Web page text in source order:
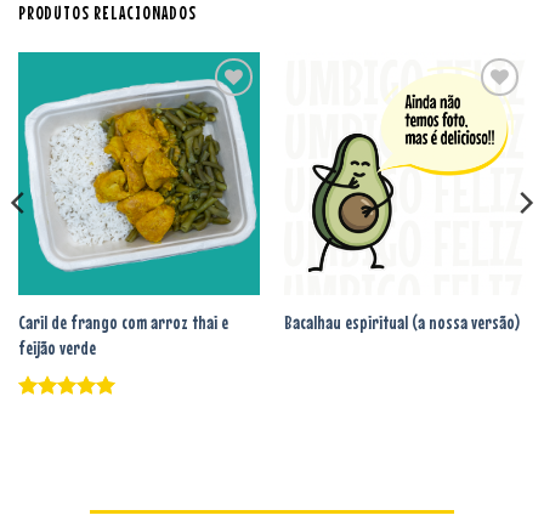
PRODUTOS RELACIONADOS
Adicionar
aos
favoritos
Caril de frango com arroz thai e
feijão verde
Adicionar
aos
favoritos
Bacalhau espiritual (a nossa versão)